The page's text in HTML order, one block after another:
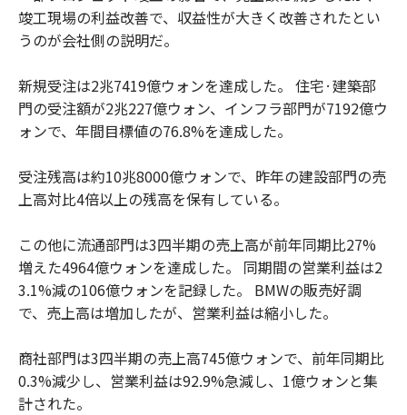
竣工現場の利益改善で、収益性が大きく改善されたとい
うのが会社側の説明だ。
新規受注は2兆7419億ウォンを達成した。 住宅·建築部
門の受注額が2兆227億ウォン、インフラ部門が7192億ウ
ォンで、年間目標値の76.8%を達成した。
受注残高は約10兆8000億ウォンで、昨年の建設部門の売
上高対比4倍以上の残高を保有している。
この他に流通部門は3四半期の売上高が前年同期比27%
増えた4964億ウォンを達成した。 同期間の営業利益は2
3.1%減の106億ウォンを記録した。 BMWの販売好調
で、売上高は増加したが、営業利益は縮小した。
商社部門は3四半期の売上高745億ウォンで、前年同期比
0.3%減少し、営業利益は92.9%急減し、1億ウォンと集
計された。